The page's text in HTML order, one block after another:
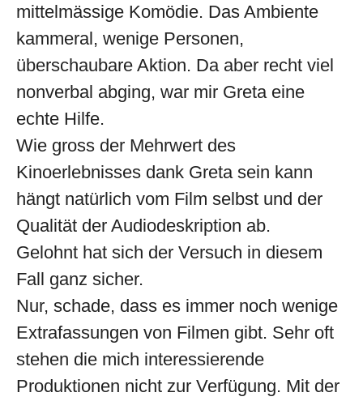
mittelmässige Komödie. Das Ambiente
kammeral, wenige Personen,
überschaubare Aktion. Da aber recht viel
nonverbal abging, war mir Greta eine
echte Hilfe.
Wie gross der Mehrwert des
Kinoerlebnisses dank Greta sein kann
hängt natürlich vom Film selbst und der
Qualität der Audiodeskription ab.
Gelohnt hat sich der Versuch in diesem
Fall ganz sicher.
Nur, schade, dass es immer noch wenige
Extrafassungen von Filmen gibt. Sehr oft
stehen die mich interessierende
Produktionen nicht zur Verfügung. Mit der